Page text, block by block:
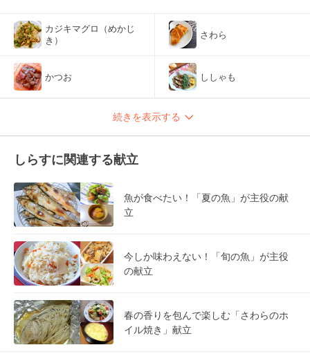
カジキマグロ（めかじ
き）
さわら
かつお ししゃも
続きを表示する
しらすに関連する献立
魚が食べたい！「夏の魚」が主役の献
立
今しか味わえない！「旬の魚」が主役
の献立
春の香りを包んで楽しむ「さわらのホ
イル焼き」献立